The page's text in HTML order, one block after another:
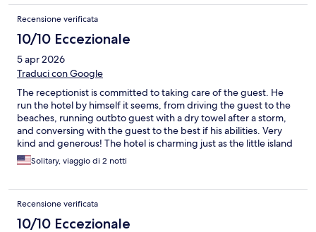
Recensione verificata
10/10 Eccezionale
5 apr 2026
Traduci con Google
The receptionist is committed to taking care of the guest. He
run the hotel by himself it seems, from driving the guest to the
beaches, running outbto guest with a dry towel after a storm,
and conversing with the guest to the best if his abilities. Very
kind and generous! The hotel is charming just as the little island
itself.Solitary, viaggio di 2 notti
Recensione verificata
10/10 Eccezionale